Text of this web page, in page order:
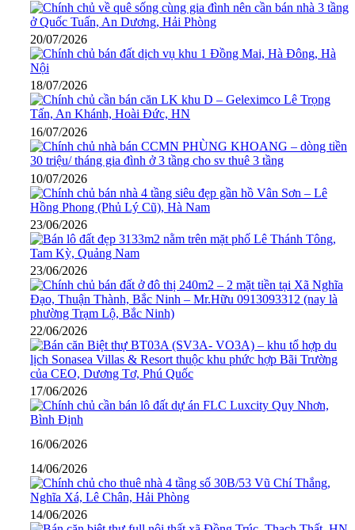
20/07/2026
18/07/2026
16/07/2026
10/07/2026
23/06/2026
23/06/2026
22/06/2026
17/06/2026
16/06/2026
14/06/2026
14/06/2026